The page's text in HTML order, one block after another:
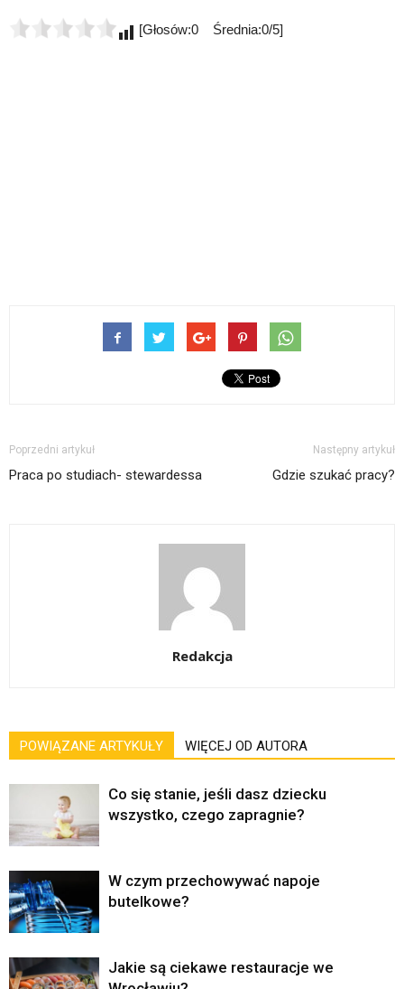
[Głosów:0 Średnia:0/5]
Poprzedni artykuł
Praca po studiach- stewardessa
Następny artykuł
Gdzie szukać pracy?
Redakcja
POWIĄZANE ARTYKUŁY WIĘCEJ OD AUTORA
Co się stanie, jeśli dasz dziecku
wszystko, czego zapragnie?
W czym przechowywać napoje
butelkowe?
Jakie są ciekawe restauracje we